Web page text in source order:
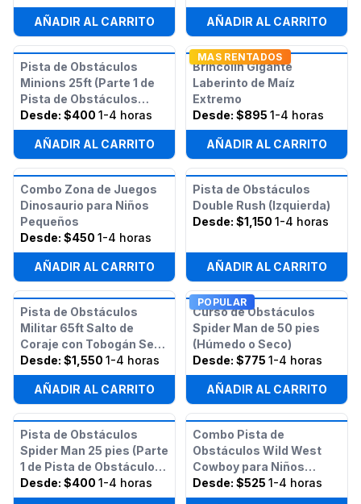
AÑADIR AL CARRITO AÑADIR AL CARRITO
Pista de Obstáculos
Minions 25ft (Parte 1 de
Pista de Obstáculos
Minions 50ft)
Desde: $400 1-4 horas
AÑADIR AL CARRITO
MAS RENTADOS
Brincolín Gigante
Laberinto de Maíz
Extremo
Desde: $895 1-4 horas
AÑADIR AL CARRITO
Combo Zona de Juegos
Dinosaurio para Niños
Pequeños
Desde: $450 1-4 horas
AÑADIR AL CARRITO
Pista de Obstáculos
Double Rush (Izquierda)
Desde: $1,150 1-4 horas
AÑADIR AL CARRITO
Pista de Obstáculos
Militar 65ft Salto de
Coraje con Tobogán Seco
Doble
Desde: $1,550 1-4 horas
AÑADIR AL CARRITO
POPULAR
Curso de Obstáculos
Spider Man de 50 pies
(Húmedo o Seco)
Desde: $775 1-4 horas
AÑADIR AL CARRITO
Pista de Obstáculos
Spider Man 25 pies (Parte
1 de Pista de Obstáculos
Spider Man 50 pies)
Desde: $400 1-4 horas
Combo Pista de
Obstáculos Wild West
Cowboy para Niños
Pequeños
Desde: $525 1-4 horas